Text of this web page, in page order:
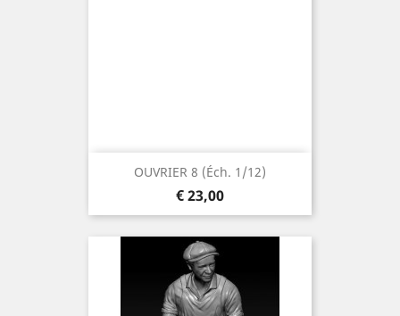
OUVRIER 8 (éch. 1/12)
Prijs
€ 23,00